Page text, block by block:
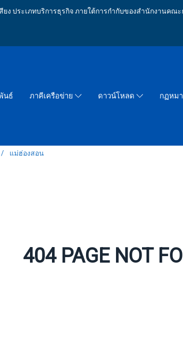
ประเภทบริการธุรกิจ ภายใต้การกำกับของสำนักงานค
นธ์ ภาคีเครือข่าย ดาวน์โหลด กฏหม
แม่ฮ่องสอน
404 PAGE NOT